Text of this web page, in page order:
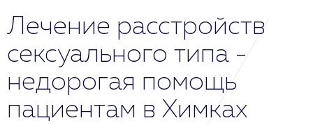
Лечение расстройств
сексуального типа -
недорогая помощь
пациентам в Химках